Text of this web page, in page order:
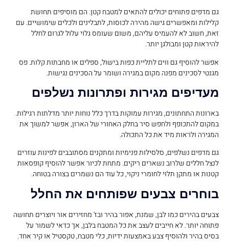
גם מדפים פתוחים יכולים להתאים למטבח קטן. הם מוסיפים תחושת
קלילות ומאפשרים גישה מהירה לכוסות, לתבלינים ולכלים שימושיים. עם
זאת, חשוב לא להעמיס עליהם, משום שעומס גלוי עלול לגרום לחלל
להיראות קטן ומבולגן יותר.
אפשר להוסיף גם ווים לתליית כפות בישול, ספלים או מחבתות קלות. פס
מגנטי לסכינים מפנה מקום במגירה ושומר על הסכינים נגישות.
מעדיפים מגירות ופתרונות נשלפים
בארונות התחתונים, מגירות עמוקות בדרך כלל נוחות יותר מדלתות רגילות.
במקום להתכופף ולחפש סיר בחלק האחורי של הארון, אפשר למשוך את
המגירה ולראות מיד את כל התכולה.
גם מדפים נשלפים, סלסילות פנימיות ומתקנים מסתובבים לפינות עוזרים
לנצל חללים שלרוב נשארים ריקים. מתחת לכיור אפשר להוסיף קופסאות
קטנות או מתקן תלוי לחומרי ניקוי, כל עוד הם נשמרים בצורה בטוחה.
בוחרים צבעים שפותחים את החלל
צבעים בהירים כמו לבן, שמנת, אפור בהיר ובז' מחזירים אור ויוצרים תחושה
פתוחה יותר. לא חייבים לעצב את כל המטבח בלבן, אך כדאי לשמור על
בסיס בהיר ולהוסיף צבע באמצעות ידיות, כלי מטבח, טקסטיל או קיר אחד.